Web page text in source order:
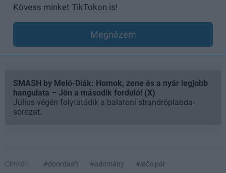
Kövess minket TikTokon is!
Megnézem
SMASH by Meló-Diák: Homok, zene és a nyár legjobb
hangulata – Jön a második forduló! (X)
Július végén folytatódik a balatoni strandröplabda-
sorozat.
Címkék: #doordash #adomány #idős pár